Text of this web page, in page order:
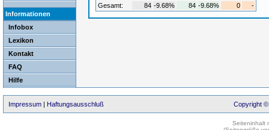
Informationen
Infobox
Lexikon
Kontakt
FAQ
Hilfe
Gesamt:
84 -9.68% 84 -9.68% 0 -
Impressum | Haftungsausschluß Copyright ©
Seiteninhalt